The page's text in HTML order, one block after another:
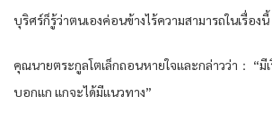
บุริศร์ก็รู้ว่าตนเองค่อนข้างไร้ความสามารถในเรื่องนี้
คุณนายตระกูลโตเล็กถอนหายใจและกล่าวว่า： “มี
บอกแก แกจะได้มีแนวทาง”